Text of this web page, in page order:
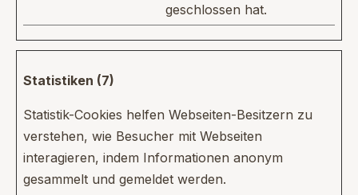
geschlossen hat.
Statistiken (7)
Statistik-Cookies helfen Webseiten-Besitzern zu
verstehen, wie Besucher mit Webseiten
interagieren, indem Informationen anonym
gesammelt und gemeldet werden.